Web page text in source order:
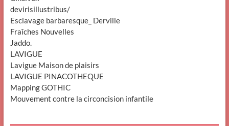
devirisillustribus/
Esclavage barbaresque_ Derville
Fraîches Nouvelles
Jaddo.
LAVIGUE
Lavigue Maison de plaisirs
LAVIGUE PINACOTHEQUE
Mapping GOTHIC
Mouvement contre la circoncision infantile